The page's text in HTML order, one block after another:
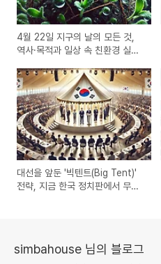
4월 22일 지구의 날의 모든 것,
역사·목적과 일상 속 친환경 실천
대선을 앞둔 '빅텐트(Big Tent)'
전략, 지금 한국 정치판에서 무슨
simbahouse 님의 블로그